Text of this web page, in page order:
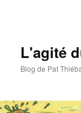
L'agité
Blog de Pat